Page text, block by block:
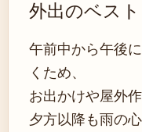
外出のベス
午前中から午後
くため、
お出かけや屋外
夕方以降も雨の